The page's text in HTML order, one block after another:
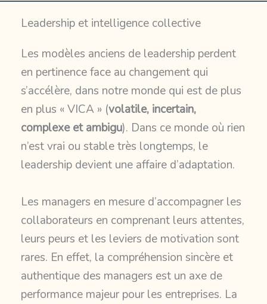
Leadership et intelligence collective
Les modèles anciens de leadership perdent
en pertinence face au changement qui
s’accélère, dans notre monde qui est de plus
en plus « VICA » (volatile, incertain,
complexe et ambigu). Dans ce monde où rien
n’est vrai ou stable très longtemps, le
leadership devient une affaire d’adaptation.
Les managers en mesure d’accompagner les
collaborateurs en comprenant leurs attentes,
leurs peurs et les leviers de motivation sont
rares. En effet, la compréhension sincère et
authentique des managers est un axe de
performance majeur pour les entreprises. La